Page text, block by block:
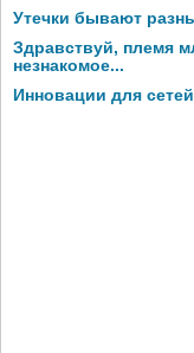
Утечки бывают
Здравствуй, племя
незнакомое...
Инновации для